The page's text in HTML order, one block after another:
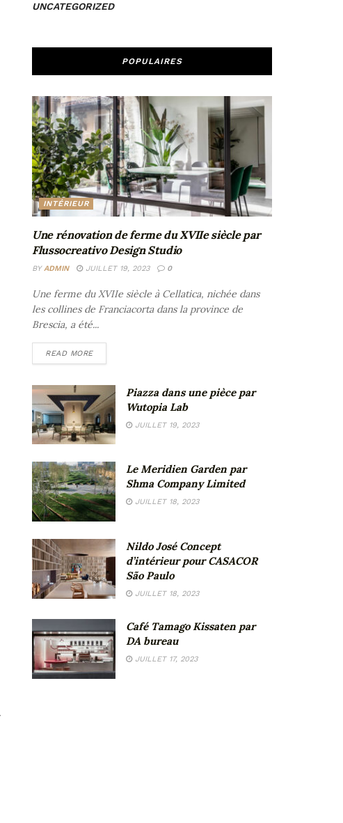
UNCATEGORIZED
POPULAIRES
INTÉRIEUR
Une rénovation de ferme du XVIIe siècle par
Flussocreativo Design Studio
BY ADMIN JUILLET 19, 2023 0
Une ferme du XVIIe siècle à Cellatica, nichée dans
les collines de Franciacorta dans la province de
Brescia, a été...
READ MORE
Piazza dans une pièce par
Wutopia Lab
JUILLET 19, 2023
Le Meridien Garden par
Shma Company Limited
JUILLET 18, 2023
Nildo José Concept
d’intérieur pour CASACOR
São Paulo
JUILLET 18, 2023
Café Tamago Kissaten par
DA bureau
JUILLET 17, 2023